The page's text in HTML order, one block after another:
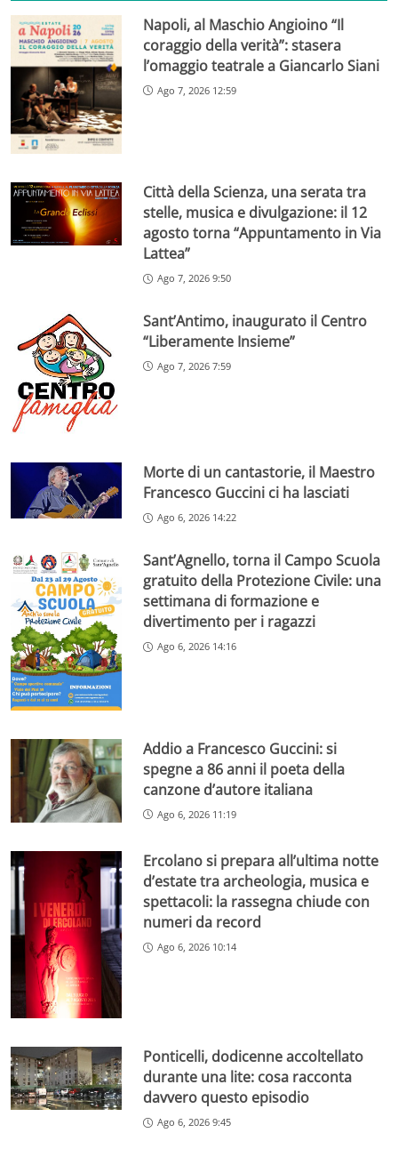
Napoli, al Maschio Angioino “Il
coraggio della verità”: stasera
l’omaggio teatrale a Giancarlo Siani
Ago 7, 2026 12:59
Città della Scienza, una serata tra
stelle, musica e divulgazione: il 12
agosto torna “Appuntamento in Via
Lattea”
Ago 7, 2026 9:50
Sant’Antimo, inaugurato il Centro
“Liberamente Insieme”
Ago 7, 2026 7:59
Morte di un cantastorie, il Maestro
Francesco Guccini ci ha lasciati
Ago 6, 2026 14:22
Sant’Agnello, torna il Campo Scuola
gratuito della Protezione Civile: una
settimana di formazione e
divertimento per i ragazzi
Ago 6, 2026 14:16
Addio a Francesco Guccini: si
spegne a 86 anni il poeta della
canzone d’autore italiana
Ago 6, 2026 11:19
Ercolano si prepara all’ultima notte
d’estate tra archeologia, musica e
spettacoli: la rassegna chiude con
numeri da record
Ago 6, 2026 10:14
Ponticelli, dodicenne accoltellato
durante una lite: cosa racconta
davvero questo episodio
Ago 6, 2026 9:45